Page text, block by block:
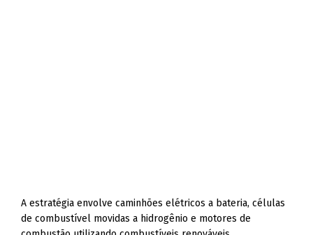
A estratégia envolve caminhões elétricos a bateria, células
de combustível movidas a hidrogênio e motores de